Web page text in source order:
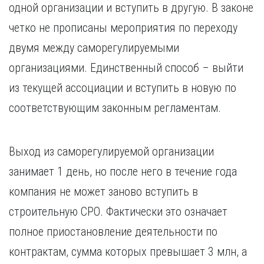
одной организации и вступить в другую. В законе
четко не прописаны мероприятия по переходу
двумя между саморегулируемыми
организациями. Единственный способ – выйти
из текущей ассоциации и вступить в новую по
соответствующим законным регламентам.
Выход из саморегулируемой организации
занимает 1 день, но после него в течение года
компания не может заново вступить в
строительную СРО. Фактически это означает
полное приостановление деятельности по
контрактам, сумма которых превышает 3 млн, а